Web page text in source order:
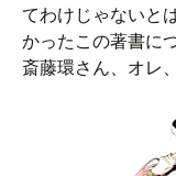
てわけじゃないと
かったこの著書に
斎藤環さん、オレ